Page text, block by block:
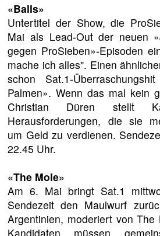
«Balls»
Untertitel der Show, die
Mai als Lead-Out der neuen
gegen ProSieben»-Episoden
mache ich alles". Einen
schon Sat.1-
Palmen». Wenn das mal kein
Christian Düren stellt
Herausforderungen, die sie
um Geld zu verdienen.
22.45 Uhr.
«The Mole»
Am 6. Mai bringt Sat.1
Sendezeit den Maulwurf
Argentinien, moderiert von The
Kandidaten müssen